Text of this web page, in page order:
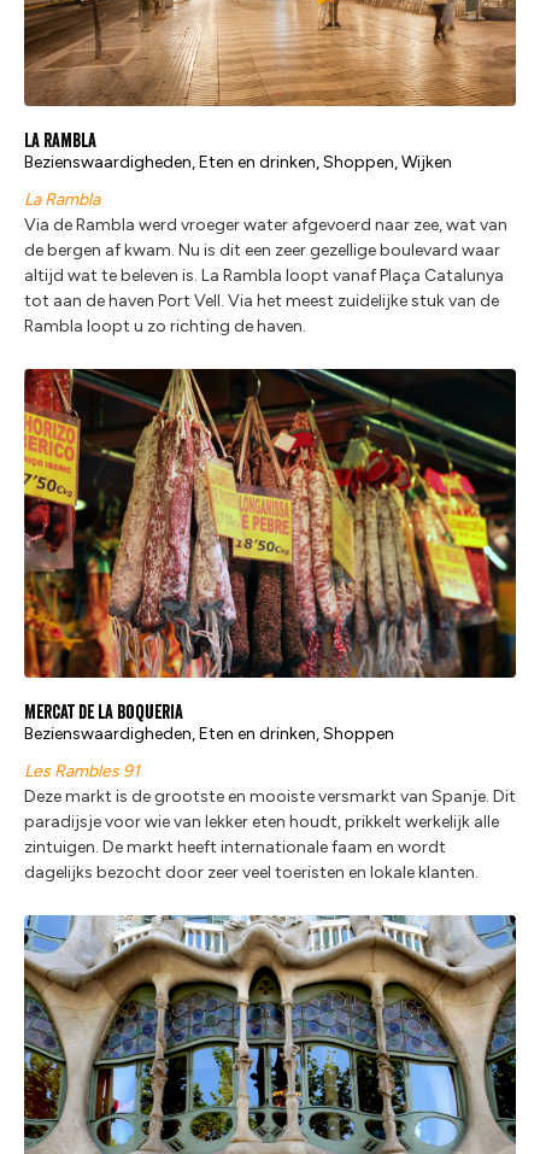
La Rambla
Bezienswaardigheden, Eten en drinken, Shoppen, Wijken
La Rambla
Via de Rambla werd vroeger water afgevoerd naar zee, wat van
de bergen af kwam. Nu is dit een zeer gezellige boulevard waar
altijd wat te beleven is. La Rambla loopt vanaf Plaça Catalunya
tot aan de haven Port Vell. Via het meest zuidelijke stuk van de
Rambla loopt u zo richting de haven.
Mercat de la Boqueria
Bezienswaardigheden, Eten en drinken, Shoppen
Les Rambles 91
Deze markt is de grootste en mooiste versmarkt van Spanje. Dit
paradijsje voor wie van lekker eten houdt, prikkelt werkelijk alle
zintuigen. De markt heeft internationale faam en wordt
dagelijks bezocht door zeer veel toeristen en lokale klanten.